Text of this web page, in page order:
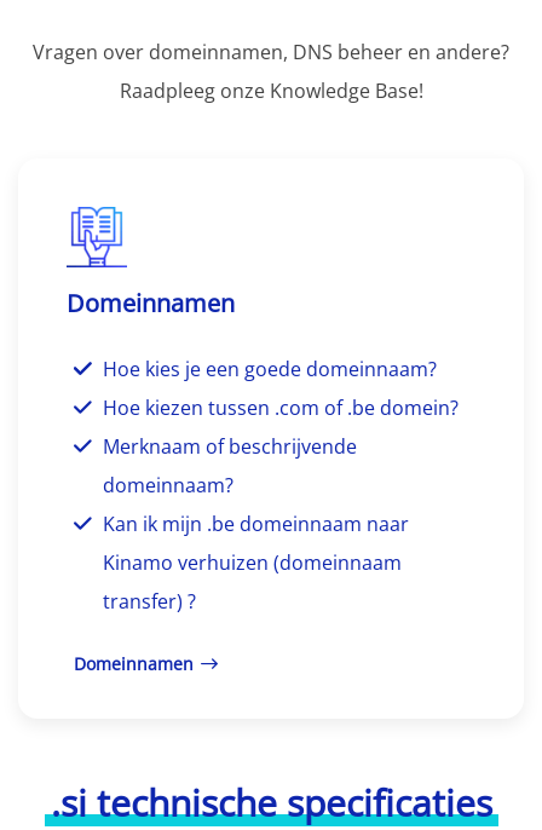
Vragen over domeinnamen, DNS beheer en andere?
Raadpleeg onze Knowledge Base!
Domeinnamen
Hoe kies je een goede domeinnaam?
Hoe kiezen tussen .com of .be domein?
Merknaam of beschrijvende
domeinnaam?
Kan ik mijn .be domeinnaam naar
Kinamo verhuizen (domeinnaam
transfer) ?
Domeinnamen
.si technische specificaties